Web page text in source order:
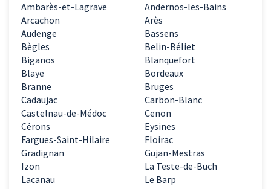
Ambarès-et-Lagrave
Andernos-les-Bains
Arcachon
Arès
Audenge
Bassens
Bègles
Belin-Béliet
Biganos
Blanquefort
Blaye
Bordeaux
Branne
Bruges
Cadaujac
Carbon-Blanc
Castelnau-de-Médoc
Cenon
Cérons
Eysines
Fargues-Saint-Hilaire
Floirac
Gradignan
Gujan-Mestras
Izon
La Teste-de-Buch
Lacanau
Le Barp